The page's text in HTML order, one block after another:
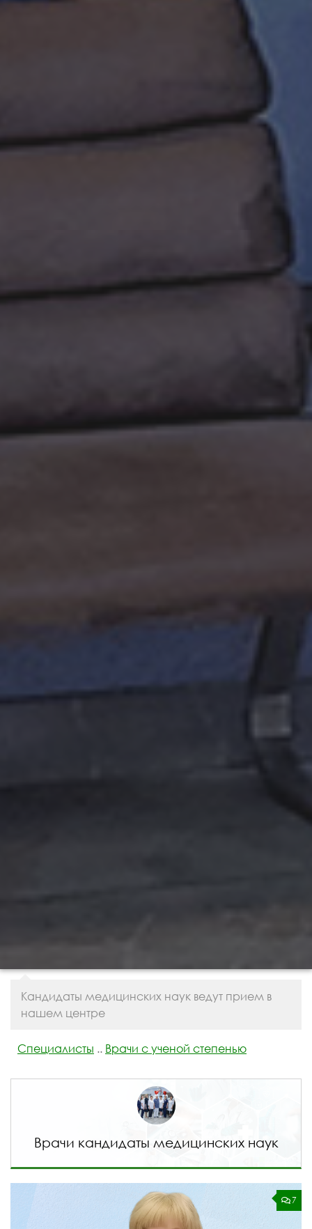
Кандидаты медицинских наук ведут прием в
нашем центре
Специалисты .. Врачи с ученой степенью
Врачи кандидаты медицинских наук
7